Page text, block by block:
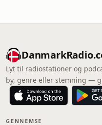
Lyt til radiostationer og
by, genre eller stemning —
GENNEMSE